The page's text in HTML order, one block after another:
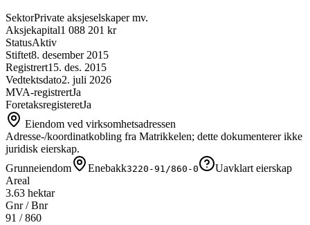
SektorPrivate aksjeselskaper mv.
Aksjekapital1 088 201 kr
StatusAktiv
Stiftet8. desember 2015
Registrert15. des. 2015
Vedtektsdato2. juli 2026
MVA-registrertJa
ForetaksregisteretJa
Eiendom ved virksomhetsadressen
Adresse-/koordinatkobling fra Matrikkelen; dette dokumenterer ikke
juridisk eierskap.
Grunneiendom
Enebakk3220-91/860-0
Uavklart eierskap
Areal
3.63 hektar
Gnr / Bnr
91 /860